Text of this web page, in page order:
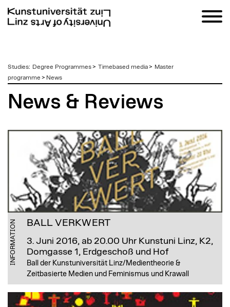
zum
Inhalt
Studies: Degree Programmes> Timebased media> Master
programme > News
News & Reviews
INFORMATION BALL VERKWERT
3. Juni 2016, ab 20.00 Uhr Kunstuni Linz, K2,
Domgasse 1, Erdgeschoß und Hof
Ball der Kunstuniversität Linz/Medientheorie &
Zeitbasierte Medien und Feminismus und Krawall